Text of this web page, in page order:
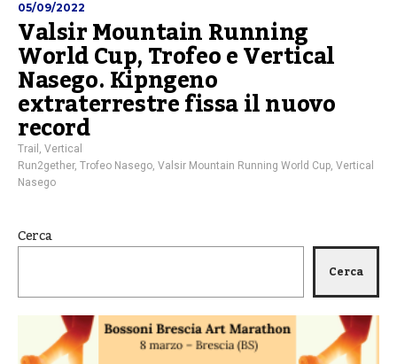
05/09/2022
Valsir Mountain Running
World Cup, Trofeo e Vertical
Nasego. Kipngeno
extraterrestre fissa il nuovo
record
Trail , Vertical
Run2gether, Trofeo Nasego, Valsir Mountain Running World Cup, Vertical
Nasego
Cerca
Cerca